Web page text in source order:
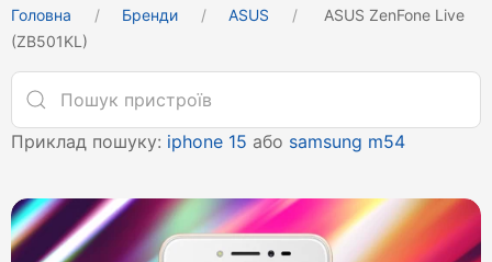
Головна Бренди ASUS
ASUS ZenFone Live
(ZB501KL)
Приклад пошуку: iphone 15 або samsung m54